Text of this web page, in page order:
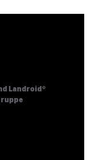
Landroid®